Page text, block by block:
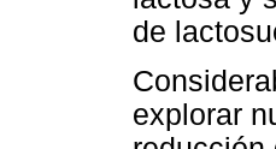
de
explorar